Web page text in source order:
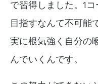
で習得しました。1
目指すなんて不可能
実に根気強く自分の
んでいくんです。